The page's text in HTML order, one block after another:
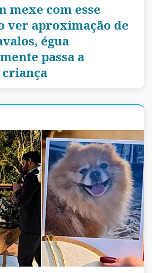
mexe com esse
ver aproximação de
égua
passa a